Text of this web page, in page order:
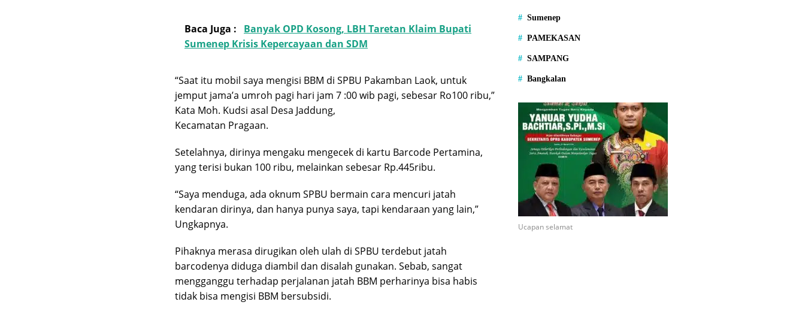
Baca Juga :
Banyak OPD Kosong, LBH Taretan Klaim Bupati
Sumenep Krisis Kepercayaan dan SDM
“Saat itu mobil saya mengisi BBM di SPBU Pakamban Laok, untuk
jemput jama’a umroh pagi hari jam 7 :00 wib pagi, sebesar Ro100 ribu,”
Kata Moh. Kudsi asal Desa Jaddung,
Kecamatan Pragaan.
Setelahnya, dirinya mengaku mengecek di kartu Barcode Pertamina,
yang terisi bukan 100 ribu, melainkan sebesar Rp.445ribu.
“Saya menduga, ada oknum SPBU bermain cara mencuri jatah
kendaran dirinya, dan hanya punya saya, tapi kendaraan yang lain,”
Ungkapnya.
Pihaknya merasa dirugikan oleh ulah di SPBU terdebut jatah
barcodenya diduga diambil dan disalah gunakan. Sebab, sangat
mengganggu terhadap perjalanan jatah BBM perharinya bisa habis
tidak bisa mengisi BBM bersubsidi.
Sumenep
PAMEKASAN
SAMPANG
Bangkalan
Ucapan selamat